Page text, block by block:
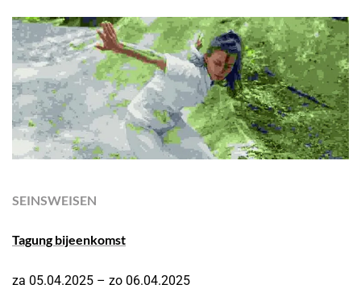
SEINSWEISEN
Tagung bijeenkomst
za 05.04.2025 – zo 06.04.2025